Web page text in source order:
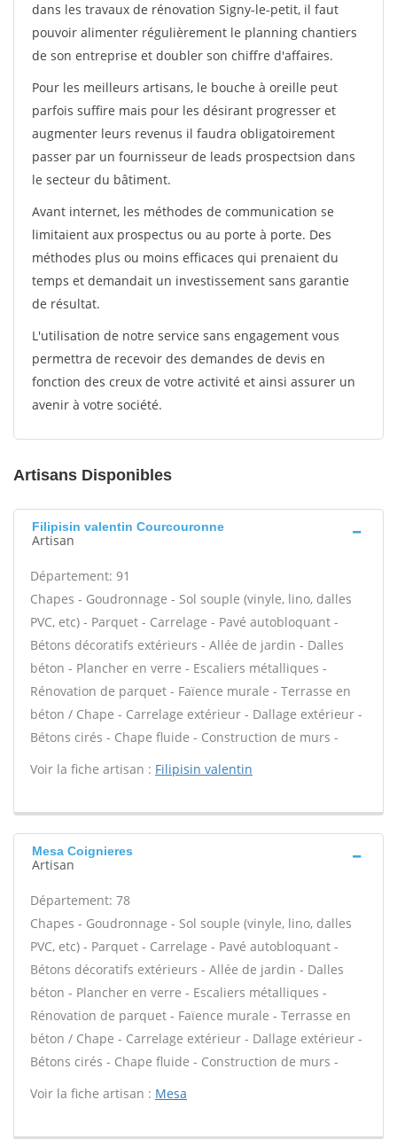
dans les travaux de rénovation Signy-le-petit, il faut
pouvoir alimenter régulièrement le planning chantiers
de son entreprise et doubler son chiffre d'affaires.
Pour les meilleurs artisans, le bouche à oreille peut
parfois suffire mais pour les désirant progresser et
augmenter leurs revenus il faudra obligatoirement
passer par un fournisseur de leads prospectsion dans
le secteur du bâtiment.
Avant internet, les méthodes de communication se
limitaient aux prospectus ou au porte à porte. Des
méthodes plus ou moins efficaces qui prenaient du
temps et demandait un investissement sans garantie
de résultat.
L'utilisation de notre service sans engagement vous
permettra de recevoir des demandes de devis en
fonction des creux de votre activité et ainsi assurer un
avenir à votre société.
Artisans Disponibles
Filipisin valentin Courcouronne
Artisan
Département: 91
Chapes - Goudronnage - Sol souple (vinyle, lino, dalles
PVC, etc) - Parquet - Carrelage - Pavé autobloquant -
Bétons décoratifs extérieurs - Allée de jardin - Dalles
béton - Plancher en verre - Escaliers métalliques -
Rénovation de parquet - Faïence murale - Terrasse en
béton / Chape - Carrelage extérieur - Dallage extérieur -
Bétons cirés - Chape fluide - Construction de murs -
Voir la fiche artisan : Filipisin valentin
Mesa Coignieres
Artisan
Département: 78
Chapes - Goudronnage - Sol souple (vinyle, lino, dalles
PVC, etc) - Parquet - Carrelage - Pavé autobloquant -
Bétons décoratifs extérieurs - Allée de jardin - Dalles
béton - Plancher en verre - Escaliers métalliques -
Rénovation de parquet - Faïence murale - Terrasse en
béton / Chape - Carrelage extérieur - Dallage extérieur -
Bétons cirés - Chape fluide - Construction de murs -
Voir la fiche artisan : Mesa